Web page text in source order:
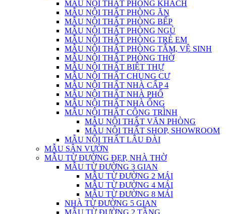
MẪU NỘI THẤT PHÒNG KHÁCH
MẪU NỘI THẤT PHÒNG ĂN
MẪU NỘI THẤT PHÒNG BẾP
MẪU NỘI THẤT PHÒNG NGỦ
MẪU NỘI THẤT PHÒNG TRẺ EM
MẪU NỘI THẤT PHÒNG TẮM, VỆ SINH
MẪU NỘI THẤT PHÒNG THỜ
MẪU NỘI THẤT BIỆT THỰ
MẪU NỘI THẤT CHUNG CƯ
MẪU NỘI THẤT NHÀ CẤP 4
MẪU NỘI THẤT NHÀ PHỐ
MẪU NỘI THẤT NHÀ ỐNG
MẪU NỘI THẤT CÔNG TRÌNH
MẪU NỘI THẤT VĂN PHÒNG
MẪU NỘI THẤT SHOP, SHOWROOM
MẪU NỘI THẤT LÂU ĐÀI
MẪU SÂN VƯỜN
MẪU TỪ ĐƯỜNG ĐẸP, NHÀ THỜ
MẪU TỪ ĐƯỜNG 3 GIAN
MẪU TỪ ĐƯỜNG 2 MÁI
MẪU TỪ ĐƯỜNG 4 MÁI
MẪU TỪ ĐƯỜNG 8 MÁI
NHÀ TỪ ĐƯỜNG 5 GIAN
MẪU TỪ ĐƯỜNG 2 TẦNG